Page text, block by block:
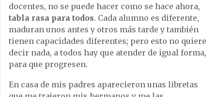
docentes, no se puede hacer como se hace ahora,
tabla rasa para todos. Cada alumno es diferente,
maduran unos antes y otros más tarde y también
tienen capacidades diferentes; pero esto no quiere
decir nada, a todos hay que atender de igual forma,
para que progresen.
En casa de mis padres aparecieron unas libretas